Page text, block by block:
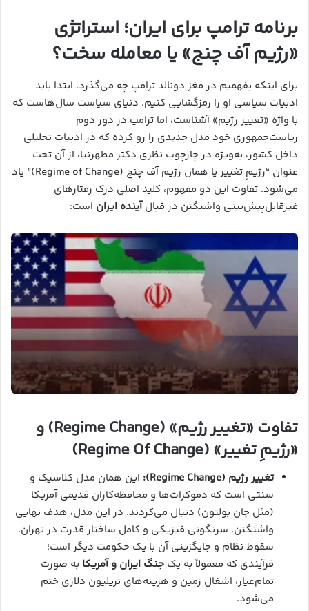
برنامه ترامپ برای ایران؛ استراتژی
«رژیم آف چنج» یا معامله سخت؟
برای اینکه بفهمیم در مغز دونالد ترامپ چه می‌گذرد، ابتدا باید
ادبیات سیاسی او را رمزگشایی کنیم. دنیای سیاست سال‌هاست که
با واژه «تغییر رژیم» آشناست، اما ترامپ در دور دوم
ریاست‌جمهوری خود مدل جدیدی را رو کرده که در ادبیات تحلیلی
داخل کشور، به‌ویژه در چارچوب نظری دکتر مطهرنیا، از آن تحت
عنوان “رژیمِ تغییر یا همان رژیم آف چنج (Regime of Change)” یاد
می‌شود. تفاوت این دو مفهوم، کلید اصلی درک رفتارهای
غیرقابل‌پیش‌بینی واشنگتن در قبالآینده ایران است:
تفاوت «تغییر رژیم» (Regime Change) و
«رژیمِ تغییر» (Regime Of Change)
تغییر رژیم (Regime Change):
این همان مدل کلاسیک و
سنتی است که دموکرات‌ها و محافظه‌کاران قدیمی آمریکا
(مثل جان بولتون) دنبال می‌کردند. در این مدل، هدف نهایی
واشنگتن، سرنگونی فیزیکی و کامل ساختار قدرت در تهران،
سقوط نظام و جایگزینی آن با یک حکومت دیگر است؛
فرآیندی که معمولاً به یک جنگ ایران و آمریکا به صورت
تمام‌عیار، اشغال زمین و هزینه‌های تریلیون دلاری ختم
می‌شود.